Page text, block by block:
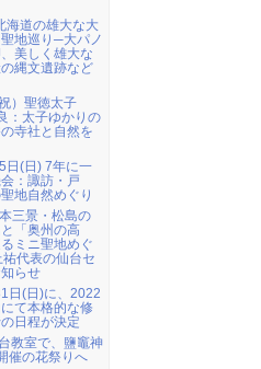
海道の雄大な大
地巡り─大パノ
美しく雄大な
縄文遺跡など
）聖徳太子
：太子ゆかりの
寺社と自然を
日(日) 7年に一
：諏訪・戸
地自然めぐり
三景・松島の
「奥州の高
ミニ聖地めぐ
代表の仙台セ
らせ
日(日)に、2022
て本格的な修
日程が決定
教室で、鹽竈神
催の花祭りへ